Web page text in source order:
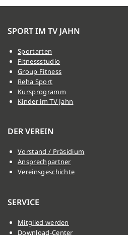
SPORT IM TV JAHN
Sportarten
Fitnessstudio
Group Fitness
Reha Sport
Kursprogramm
Kinder im TV Jahn
DER VEREIN
Vorstand / Präsidium
Ansprechpartner
Vereinsgeschichte
SERVICE
Mitglied werden
Download-Center